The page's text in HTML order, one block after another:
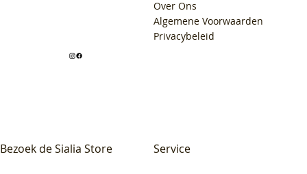
Bezoek de Sialia Store
Over Ons
Algemene Voorwaarden
Privacybeleid
Service